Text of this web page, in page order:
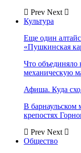
Prev Next
Культура
Еще один
«Пушкинская
Что объединяло
механическую
Афиша. Куда
В барнаульском
крепостях
Prev Next
Общество